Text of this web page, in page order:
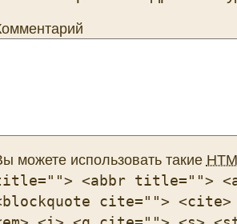
можете использовать такие
<abbr title="">
cite=""> <cite>